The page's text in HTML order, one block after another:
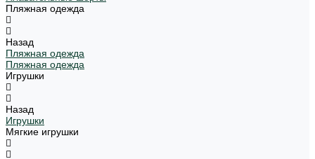
Пляжная одежда
Назад
Пляжная одежда
Пляжная одежда
Игрушки
Назад
Игрушки
Мягкие игрушки